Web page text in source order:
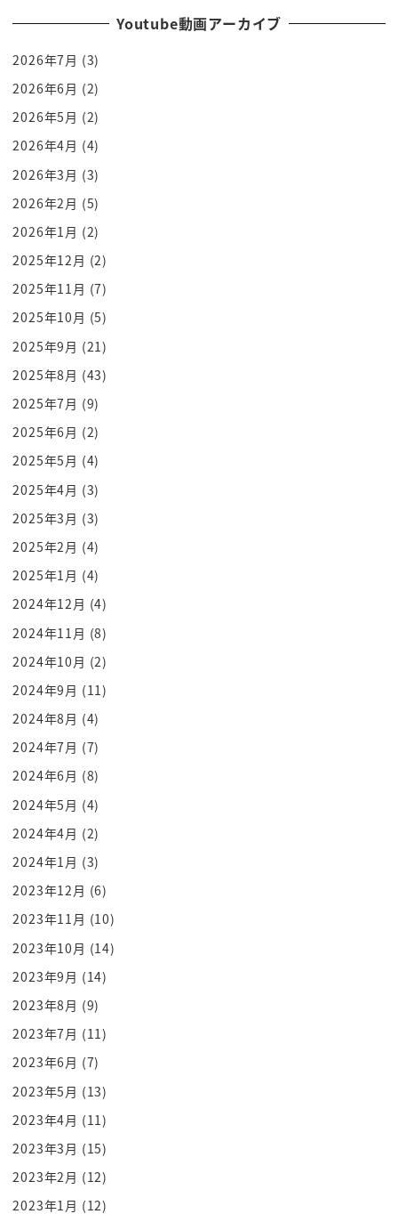
も目を転じてくれたのね もちろんあの低
所得の方々にはこれまでもケアをして
まいりましたけれども 子供と教育について
は東京都ではお金がかからないという方針
のもとでいきたいと思ってます すごいですよね
保育も高校授業も無償化に向かって
からシームレスってことですよ 切れ目がな
いってことですね ものすごい他県
も嫉妬するほどの手厚さ そうですね
東京都としてできることをやっていこうと
いうことです それから東京は
合計特殊出生率が1を切って0.99に
なったという話なんですが これ首都圏全体
時に 中には
近隣の県に移られる方 そしてまた
コミュートで通勤通学される方 全体で見
ていきますと 人口って言いましょうか
それについてはですね あのかなりのいい
方向に行ってるんだろうと思うらしいですね
あの数字だけ見るとあれですけど 東京都
分母で若い女性が非常に他県から入って
くるからこそ あの数字になってて出生数自体
で言うと かなりいい結果を出してるんですね そ
の
分母といみじくもおっしゃったわけです
けれども やっぱり母を守るっていうのを力
入れないといけないので 若い頃からの
プレコンセプションケア それから不妊治療
そしてまた最近はあの無痛分娩にもですね
卵子凍結もあの調査っていう形で入れ
ました そして卵子凍結から今度は無痛
分娩ということで 進めていこうと思っ
てます 無痛分娩は今ものすごく求められて
ますよね 都庁の女性職員に聞いても
いやあ 無痛分娩にしてほしいと そうですよね
2度と嫌だという職員結構いるんです
しかも世界的にはもうかなり そうです
ね 進んでるんですよね アメリカとか
フランスは7割8割は無痛分娩ですね
シンガポールでも無痛分娩が主流らしいんですよね
問題はお金がその分加算されて 高い
ということと 普通の出産と比べて 国の
方も出産費用も保険でみようっていう
ような勉強を始めたようなんです
けど 保険対象にするかしないか
保険の話にするのか もしくはそれ
Youtube動画アーカイブ
2026年7月 (3)
2026年6月 (2)
2026年5月 (2)
2026年4月 (4)
2026年3月 (3)
2026年2月 (5)
2026年1月 (2)
2025年12月 (2)
2025年11月 (7)
2025年10月 (5)
2025年9月 (21)
2025年8月 (43)
2025年7月 (9)
2025年6月 (2)
2025年5月 (4)
2025年4月 (3)
2025年3月 (3)
2025年2月 (4)
2025年1月 (4)
2024年12月 (4)
2024年11月 (8)
2024年10月 (2)
2024年9月 (11)
2024年8月 (4)
2024年7月 (7)
2024年6月 (8)
2024年5月 (4)
2024年4月 (2)
2024年1月 (3)
2023年12月 (6)
2023年11月 (10)
2023年10月 (14)
2023年9月 (14)
2023年8月 (9)
2023年7月 (11)
2023年6月 (7)
2023年5月 (13)
2023年4月 (11)
2023年3月 (15)
2023年2月 (12)
2023年1月 (12)